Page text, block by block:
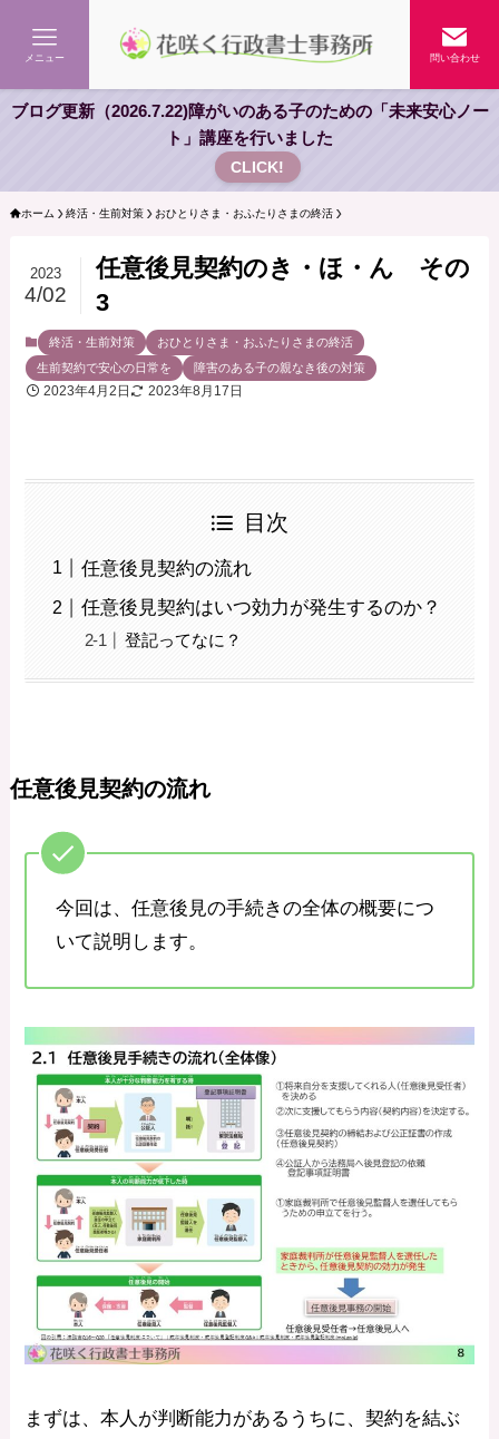
問い合わせ
メニュー
ブログ更新（2026.7.22)障がいのある子のための「未来安心ノー
ト」講座を行いました
CLICK!
ホーム 終活・生前対策 おひとりさま・おふたりさまの終活
任意後見契約のき・ほ・ん その
3
2023
4/02
終活・生前対策
おひとりさま・おふたりさまの終活
生前契約で安心の日常を
障害のある子の親なき後の対策
2023年4月2日 2023年8月17日
目次
任意後見契約の流れ
任意後見契約はいつ効力が発生するのか？
登記ってなに？
任意後見契約の流れ
今回は、任意後見の手続きの全体の概要につ
いて説明します。
まずは、本人が判断能力があるうちに、契約を結ぶ